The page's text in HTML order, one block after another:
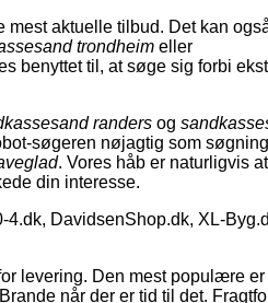
mest aktuelle tilbud. Det kan
trondheim eller
benyttet til, at søge sig forbi
randers og
søgeren nøjagtig som
. Vores håb er naturligvis
din interesse.
DavidsenShop.dk, XL-
levering. Den mest populære er
når der er tid til det.